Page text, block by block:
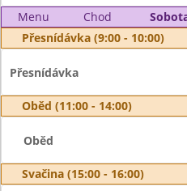
Menu
Chod
Přesnídávka (9:00 - 10:00)
Přesnídávka
Oběd (11:00 - 14:00)
Oběd
Svačina (15:00 - 16:00)